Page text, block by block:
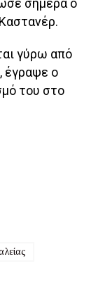
σήμερα ο
γύρω από
έγραψε ο
του στο